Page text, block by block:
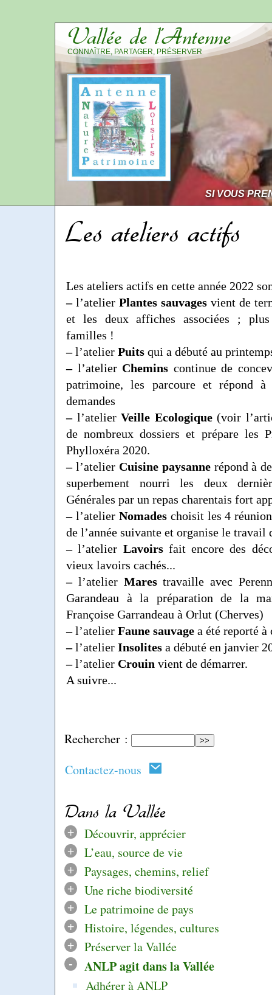
Vallée de l’Antenne
CONNAÎTRE, PARTAGER, PRÉSERVER
SI VOUS
Rechercher :
Contactez-nous
Dans la Vallée
+
Découvrir, apprécier
+
L’eau, source de vie
+
Paysages, chemins, relief
+
Une riche biodiversité
+
Le patrimoine de pays
+
Histoire, légendes, cultures
+
Préserver la Vallée
- ANLP agit dans la Vallée
Adhérer à ANLP
Les ateliers actifs
Les ateliers actifs en cette année 2022
–l’atelier Plantes sauvages vient de
et les deux affiches associées ;
familles !
–l’atelier Puits qui a débuté au
–l’atelier Chemins continue de
patrimoine, les parcoure et répond à
demandes
–l’atelierVeille Ecologique(voir
de nombreux dossiers et prépare les
Phylloxéra 2020.
–l’atelier Cuisine paysannerépond à
superbement nourri les deux
Générales par un repas charentais fort
–l’atelier Nomadeschoisit les 4
de l’année suivante et organise le travail
–l’atelier Lavoirsfait encore des
vieux lavoirs cachés...
–l’atelier Marestravaille avec
Garandeau à la préparation de la
Françoise Garrandeau à Orlut (Cherves)
–l’atelier Faune sauvage a été reporté à
–l’atelier Insolites a débuté en janvier
–l’atelier Crouin vient de démarrer.
A suivre...